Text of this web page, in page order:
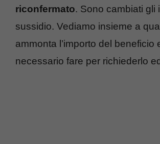
riconfermato. Sono cambiati gli
sussidio. Vediamo insieme a
ammonta l’importo del beneficio
necessario fare per richiederlo